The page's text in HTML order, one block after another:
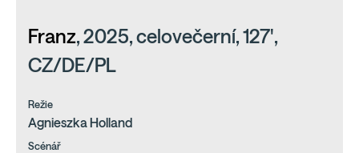
Franz, 2025, celovečerní, 127',
CZ/DE/PL
Režie
Agnieszka Holland
Scénář